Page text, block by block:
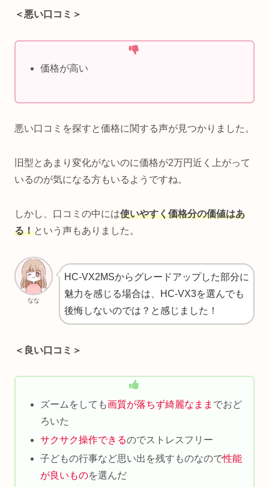
＜悪い口コミ＞
価格が高い
悪い口コミを探すと価格に関する声が見つかりました。
旧型とあまり変化がないのに価格が2万円近く上がって
いるのが気になる方もいるようですね。
しかし、口コミの中には使いやすく価格分の価値はあ
る！という声もありました。
なな
HC-VX2MSからグレードアップした部分に
魅力を感じる場合は、HC-VX3を選んでも
後悔しないのでは？と感じました！
＜良い口コミ＞
ズームをしても画質が落ちず綺麗なまま でおど
ろいた
サクサク操作できるのでストレスフリー
子どもの行事など思い出を残すものなので性能
が良いものを選んだ